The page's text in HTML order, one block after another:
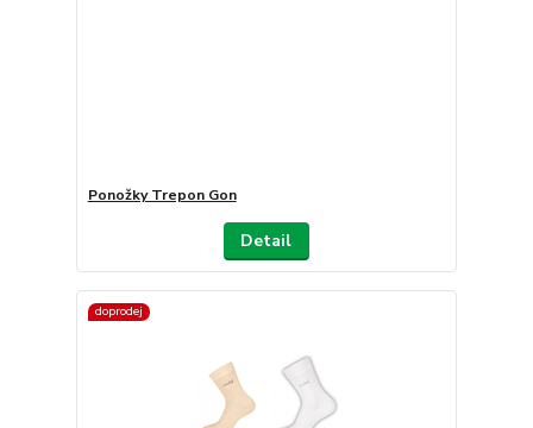
Ponožky Trepon Gon
Detail
doprodej